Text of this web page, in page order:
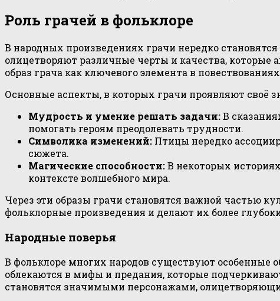
Роль грачей в фольклоре
В народных произведениях грачи нередко
олицетворяют различные черты и качества,
образ грача как ключевого элемента в
Основные аспекты, в которых грачи проявляют своё
Мудрость и умение решать задачи:В
помогать героям преодолевать трудности.
Символика изменений: Птицы нередко
сюжета.
Магические способности:В некоторых
контексте волшебного мира.
Через эти образы грачи становятся важной частью
фольклорные произведения и делают их более
Народные поверья
В фольклоре многих народов существуют
облекаются в мифы и предания, которые
становятся значимыми персонажами,